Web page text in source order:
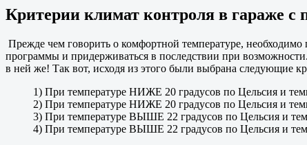
Критерии климат контроля в гараже
Прежде чем говорить о комфортной температуре,
программы и придерживаться в последствии при
в ней же! Так вот, исходя из этого были выбрана следующие
1) При температуре НИЖЕ 20 градусов по Цельсия и
2) При температуре НИЖЕ 20 градусов по Цельсия и
3) При температуре ВЫШЕ 22 градусов по Цельсия и
4) При температуре ВЫШЕ 22 градусов по Цельсия и